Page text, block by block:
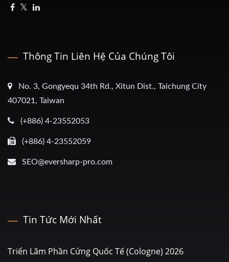
Thông Tin Liên Hệ Của Chúng Tôi
No. 3, Gongyequ 34th Rd., Xitun Dist., Taichung City
407021, Taiwan
(+886) 4-23552053
(+886) 4-23552059
SEO@eversharp-pro.com
Tin Tức Mới Nhất
Triển Lãm Phần Cứng Quốc Tế (Cologne) 2026